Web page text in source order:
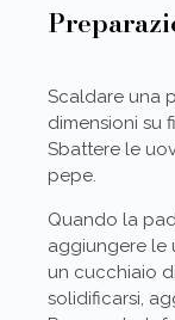
Scaldare una
dimensioni su
Sbattere le
pepe.
Quando la
aggiungere le
un cucchiaio
solidificarsi,